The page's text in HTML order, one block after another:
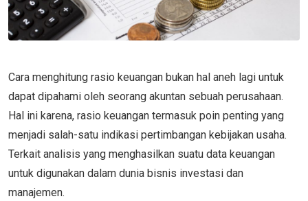
Cara menghitung rasio keuangan bukan hal aneh lagi untuk
dapat dipahami oleh seorang akuntan sebuah perusahaan.
Hal ini karena, rasio keuangan termasuk poin penting yang
menjadi salah-satu indikasi pertimbangan kebijakan usaha.
Terkait analisis yang menghasilkan suatu data keuangan
untuk digunakan dalam dunia bisnis investasi dan
manajemen.